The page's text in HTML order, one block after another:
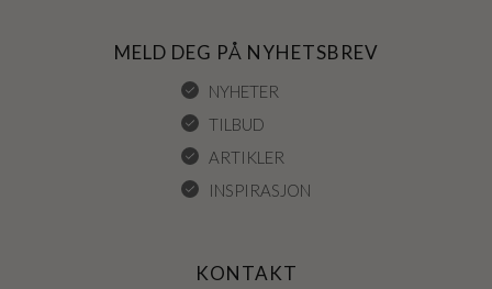
MELD DEG PÅ NYHETSBREV
NYHETER
TILBUD
ARTIKLER
INSPIRASJON
KONTAKT